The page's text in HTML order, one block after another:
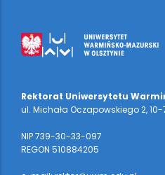
Rektorat Uniwersytetu
ul. Michała Oczapowskiego 2, 10-
NIP 739-30-33-097
REGON 510884205